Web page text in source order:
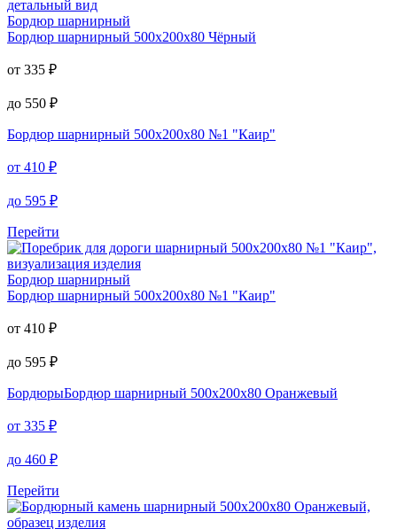
Бордюр шарнирный
Бордюр шарнирный 500х200х80 Чёрный
от 335 ₽
до 550 ₽
Бордюр шарнирный 500х200х80 №1 "Каир"
от 410 ₽
до 595 ₽
Перейти
Бордюр шарнирный
Бордюр шарнирный 500х200х80 №1 "Каир"
от 410 ₽
до 595 ₽
БордюрыБордюр шарнирный 500х200х80 Оранжевый
от 335 ₽
до 460 ₽
Перейти